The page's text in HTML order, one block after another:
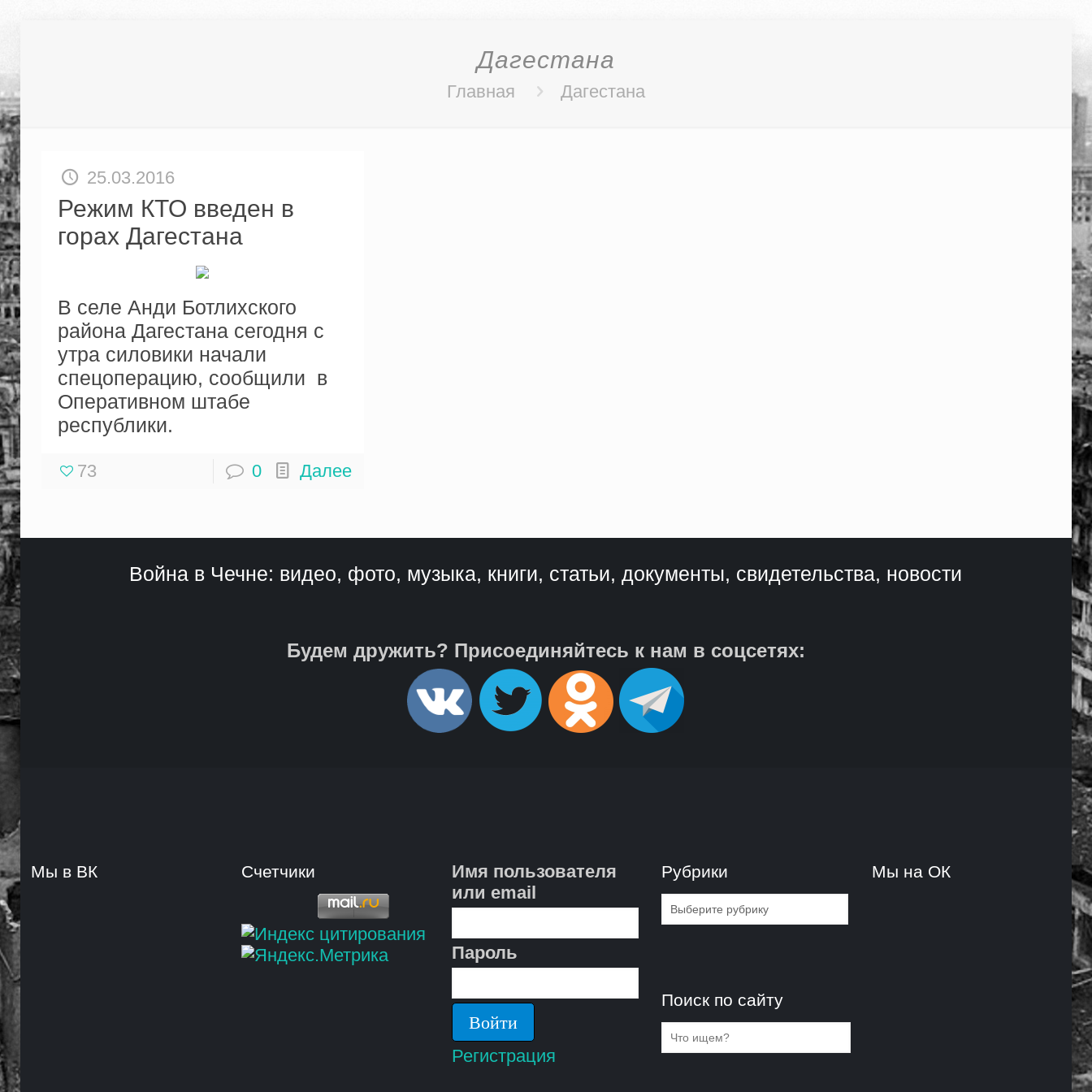
Дагестана
Главная Дагестана
25.03.2016
Режим КТО введен в
горах Дагестана
В селе Анди Ботлихского
района Дагестана сегодня с
утра силовики начали
спецоперацию, сообщили в
Оперативном штабе
республики.
73 0 Далее
Война в Чечне: видео, фото, музыка, книги, статьи, документы, свидетельства, новости
Будем дружить? Присоединяйтесь к нам в соцсетях:
Мы в ВК Счетчики
Имя пользователя
или email
Пароль
Регистрация
Рубрики
Рубрики
Поиск по сайту
Мы на ОК